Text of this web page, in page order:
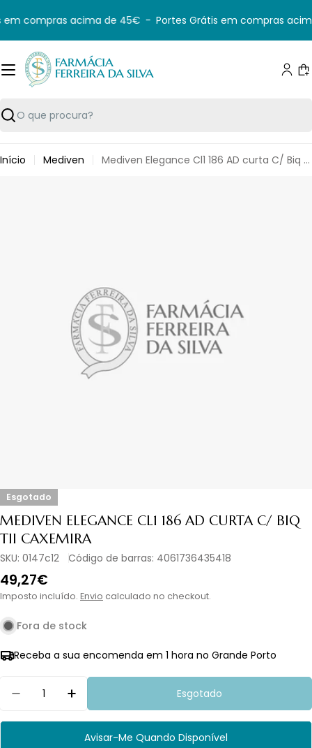
para
o
conteúdo
compras acima de 45€ - Portes Grátis em compras
Pesquisar
Início Mediven
Mediven Elegance Cl1 186 AD curta C/ Biq TII Caxemira
Abrir media em modal
Esgotado
MEDIVEN ELEGANCE CL1 186 AD CURTA C/ BIQ
TII CAXEMIRA
SKU: 0147c12 Código de barras: 4061736435418
Preço
normal
49,27€
Imposto incluído. Envio calculado no checkout.
Fora de stock
Receba a sua encomenda em 1 hora no Grande Porto
Esgotado
Avisar-Me Quando Disponível